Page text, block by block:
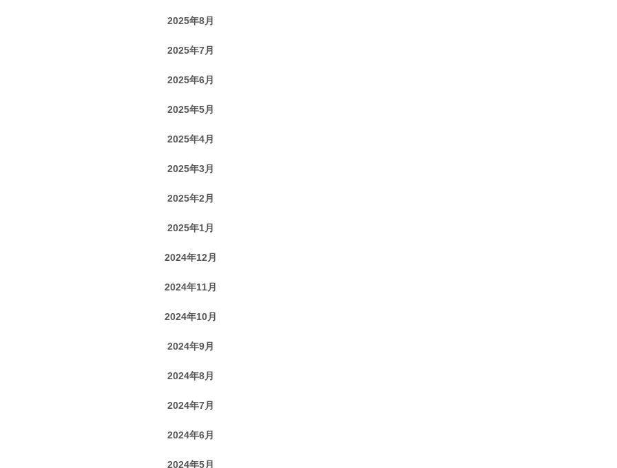
2025年8月
2025年7月
2025年6月
2025年5月
2025年4月
2025年3月
2025年2月
2025年1月
2024年12月
2024年11月
2024年10月
2024年9月
2024年8月
2024年7月
2024年6月
2024年5月